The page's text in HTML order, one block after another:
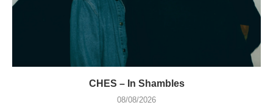
CHES – In Shambles
08/08/2026